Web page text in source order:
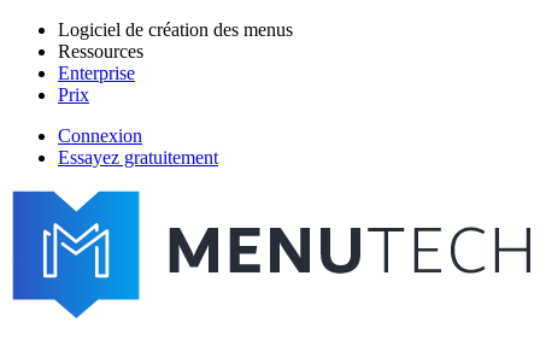
Aller
contenu
principal
Main
navigation
Logiciel de création des menus
Ressources
Enterprise
Prix
menutech
navigation
Connexion
Essayez gratuitement